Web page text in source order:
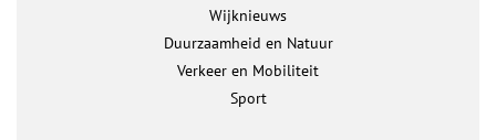
Wijknieuws
Duurzaamheid en Natuur
Verkeer en Mobiliteit
Sport